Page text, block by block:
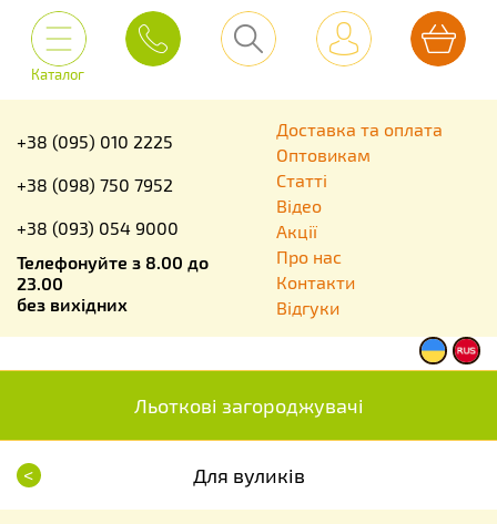
Каталог
+38 (095) 010 2225
+38 (098) 750 7952
+38 (093) 054 9000
Телефонуйте з 8.00 до
23.00
без вихідних
Доставка та оплата
Оптовикам
Статті
Відео
Акції
Про нас
Контакти
Відгуки
Льоткові загороджувачі
< Для вуликів